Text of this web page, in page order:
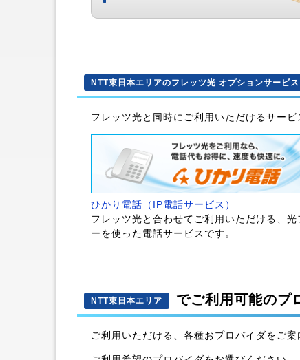
NTT東日本エリアのフレッツ光 オプションサービス
フレッツ光と同時にご利用いただけるサービ
ひかり電話（IP電話サービス）
フレッツ光と合わせてご利用いただける、光
ーを使った電話サービスです。
NTT東日本エリア でご利用可能のプ
ご利用いただける、各種おプロバイダをご案